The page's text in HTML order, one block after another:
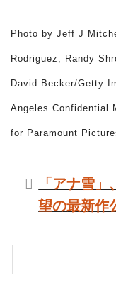
Photo by Jeff J
Rodriguez, Randy
David Becker/Getty
Angeles Confidential
for Paramount
「アナ雪
望の最新作